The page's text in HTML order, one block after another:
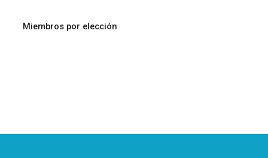
Miembros por elección